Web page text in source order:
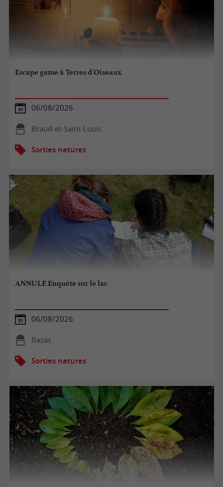
Escape game à Terres d'Oiseaux
06/08/2026
Braud-et-Saint-Louis
Sorties natures
ANNULE Enquête sur le lac
06/08/2026
Bazas
Sorties natures